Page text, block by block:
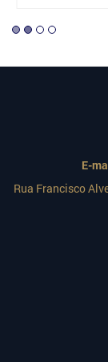
E-
Rua Francisco